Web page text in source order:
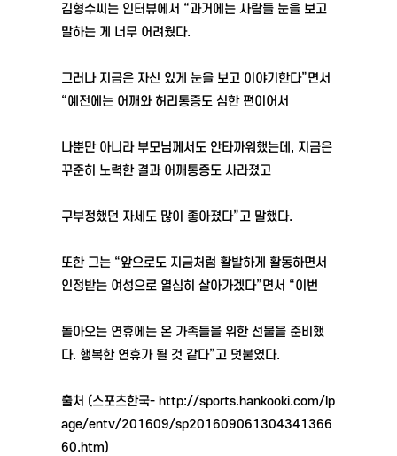
김형수씨는 인터뷰에서 “과거에는 사람들 눈을 보고
말하는 게 너무 어려웠다.
그러나 지금은 자신 있게 눈을 보고 이야기한다”면서
“예전에는 어깨와 허리통증도 심한 편이어서
나뿐만 아니라 부모님께서도 안타까워했는데, 지금은
꾸준히 노력한 결과 어깨통증도 사라졌고
구부정했던 자세도 많이 좋아졌다”고 말했다.
또한 그는 “앞으로도 지금처럼 활발하게 활동하면서
인정받는 여성으로 열심히 살아가겠다”면서 “이번
돌아오는 연휴에는 온 가족들을 위한 선물을 준비했
다. 행복한 연휴가 될 것 같다”고 덧붙였다.
출처 (스포츠한국- http://sports.hankooki.com/lp
age/entv/201609/sp201609061304341366
60.htm)